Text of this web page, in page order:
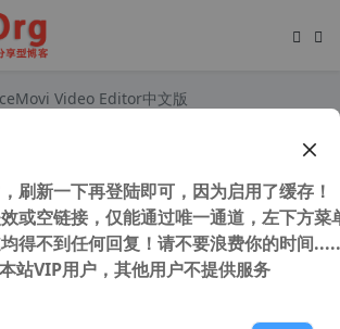
Video Editor中文版
独家汉化 TunesKit AceMovi Video E
软件
刷新一下再登陆即可，因为启用了缓存！
或空链接，仅能通过唯一通道，左下方菜
得不到任何回复！请不要浪费你的时间
站VIP用户，其他用户不提供服务